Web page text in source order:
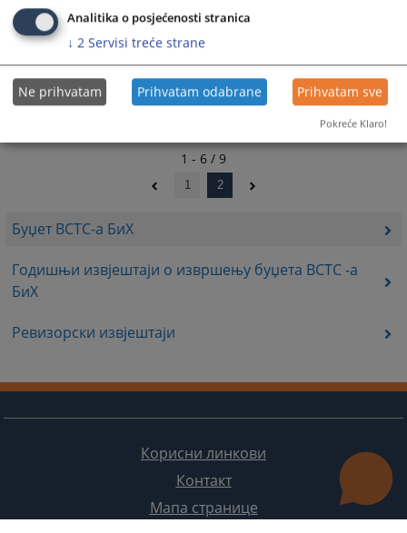
Буџет ВСТС-а БиХ
Годишњи извјештаји о извршењу буџета ВСТС -а
БиХ
Ревизорски извјештаји
for
changing
dates.
for
changing
dates.
1 - 6 / 9
1 2
Корисни линкови
Контакт
Мапа странице
Analitika o posjećenosti stranica
↓ 2 Servisi treće strane
Ne prihvatam Prihvatam odabrane Prihvatam sve
Pokreće Klaro!